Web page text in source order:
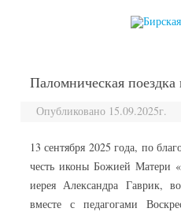
Паломническая поездка
Опубликовано 15.09.2025г.
13 сентября 2025 года, по
честь иконы Божией Матери
иерея Александра Гаврик,
вместе с педагогами